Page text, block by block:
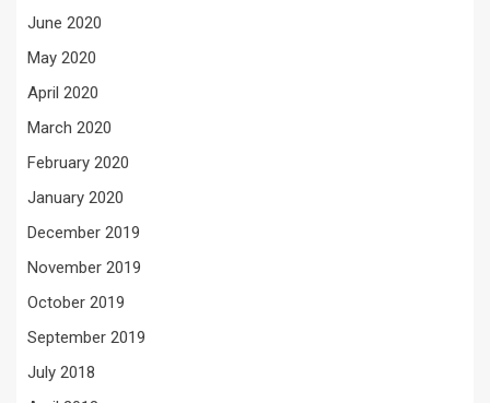
June 2020
May 2020
April 2020
March 2020
February 2020
January 2020
December 2019
November 2019
October 2019
September 2019
July 2018